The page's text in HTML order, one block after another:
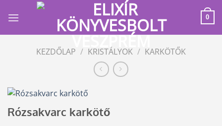
0
KEZDŐLAP / KRISTÁLYOK / KARKÖTŐK
Rózsakvarc karkötő